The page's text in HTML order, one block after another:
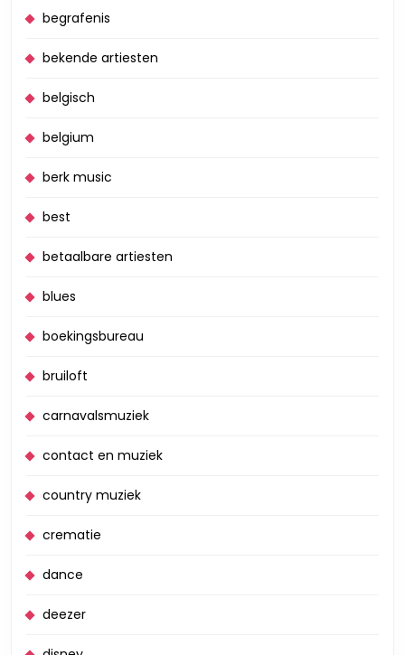
begrafenis
bekende artiesten
belgisch
belgium
berk music
best
betaalbare artiesten
blues
boekingsbureau
bruiloft
carnavalsmuziek
contact en muziek
country muziek
crematie
dance
deezer